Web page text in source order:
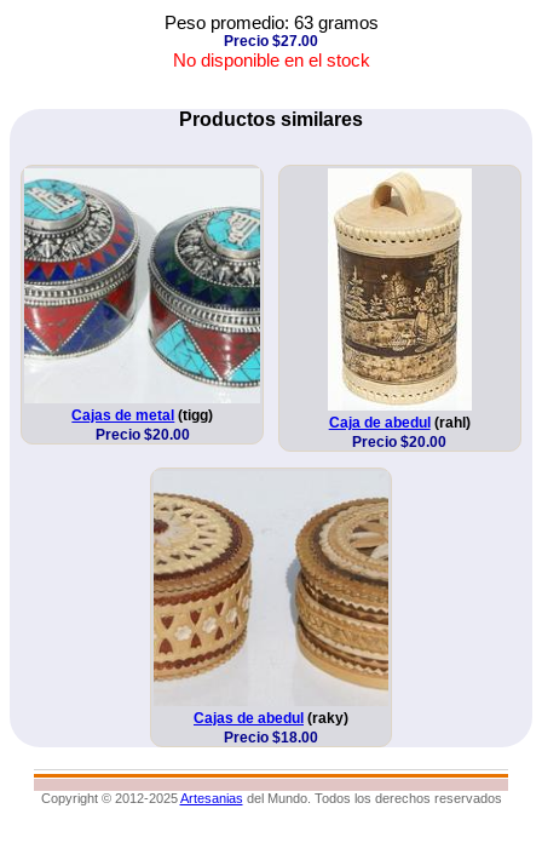
Peso promedio: 63 gramos
Precio $27.00
No disponible en el stock
Productos similares
Cajas de metal (tigg)
Precio $20.00
Caja de abedul(rahl)
Precio $20.00
Cajas de abedul (raky)
Precio $18.00
Copyright © 2012-2025Artesanias del Mundo. Todos los derechos reservados